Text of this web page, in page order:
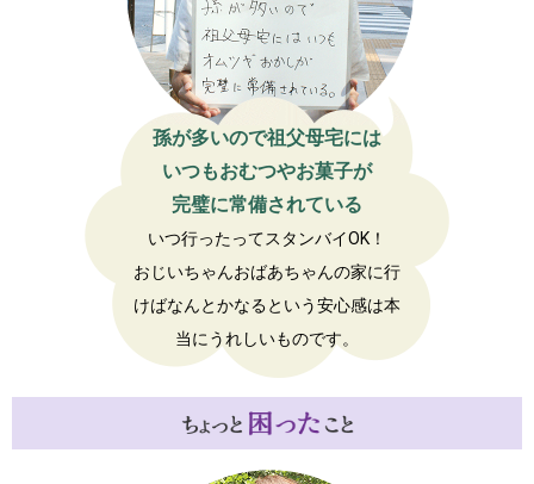
孫が多いので祖父母宅には
いつもおむつやお菓子が
完璧に常備されている
いつ行ったってスタンバイOK！
おじいちゃんおばあちゃんの家に行
けばなんとかなるという安心感は本
当にうれしいものです。